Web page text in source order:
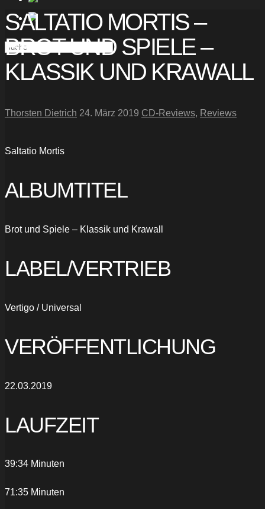
SALTATIO MORTIS –
BROT UND SPIELE –
KLASSIK UND KRAWALL
Thorsten Dietrich 24. März 2019 CD-Reviews, Reviews
Saltatio Mortis
ALBUMTITEL
Brot und Spiele – Klassik und Krawall
LABEL/VERTRIEB
Vertigo / Universal
VERÖFFENTLICHUNG
22.03.2019
LAUFZEIT
39:34 Minuten
71:35 Minuten